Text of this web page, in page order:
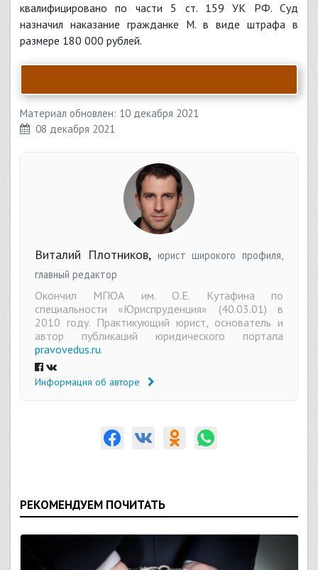
квалифицировано по части 5 ст. 159 УК РФ. Суд
назначил наказание гражданке М. в виде штрафа в
размере 180 000 рублей.
Материал обновлен: 10 декабря 2021
08 декабря 2021
Виталий Плотников, юрист широкого профиля,
главный редактор
Окончил МГЮА им. О.Е. Кутафина по
специальности «Юриспруденция» (40.03.01) в
2010 году. Практикующий юрист, основатель и
автор публикаций юридического портала
pravovedus.ru.
Информация об авторе
РЕКОМЕНДУЕМ ПОЧИТАТЬ